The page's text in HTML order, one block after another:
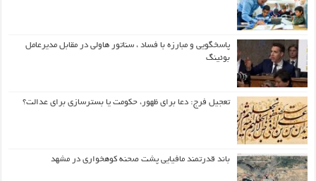
پاسخگویی و مبارزه با فساد ، سناتور هاولی در مقابل مدیرعامل
بوئینگ
تعجیل فرج: دعا برای ظهور، حکومت یا بسترسازی برای عدالت؟
باند قدرتمند مافیایی پشت صحنه کوهخواری در مشهد